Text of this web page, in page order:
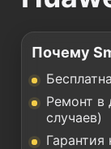
Почему
Ремонт в
случаев)
Гарантия